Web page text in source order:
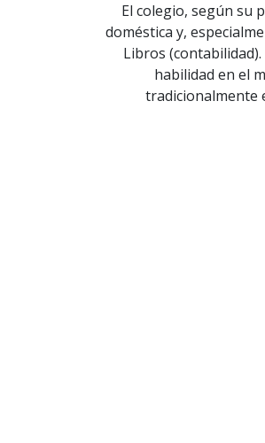
El colegio, según su
doméstica y,
Libros
habilidad en el
tradicionalmente